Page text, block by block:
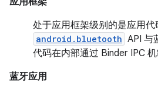
处于应用框架级别的是应用代
android.bluetooth API 与
代码在内部通过 Binder IPC 机
蓝牙应用